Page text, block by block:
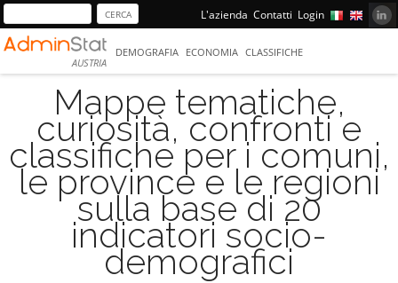
L'azienda Contatti Login
AUSTRIA
DEMOGRAFIA ECONOMIA CLASSIFICHE
Mappe tematiche,
curiosità, confronti e
classifiche per i comuni,
le province e le regioni
sulla base di 20
indicatori socio-
demografici